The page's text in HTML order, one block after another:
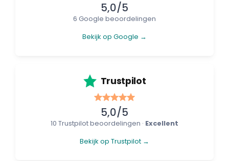
5,0/5
6 Google beoordelingen
Bekijk op Google →
Trustpilot
5,0/5
10 Trustpilot beoordelingen · Excellent
Bekijk op Trustpilot →